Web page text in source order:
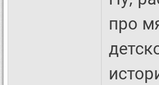
про